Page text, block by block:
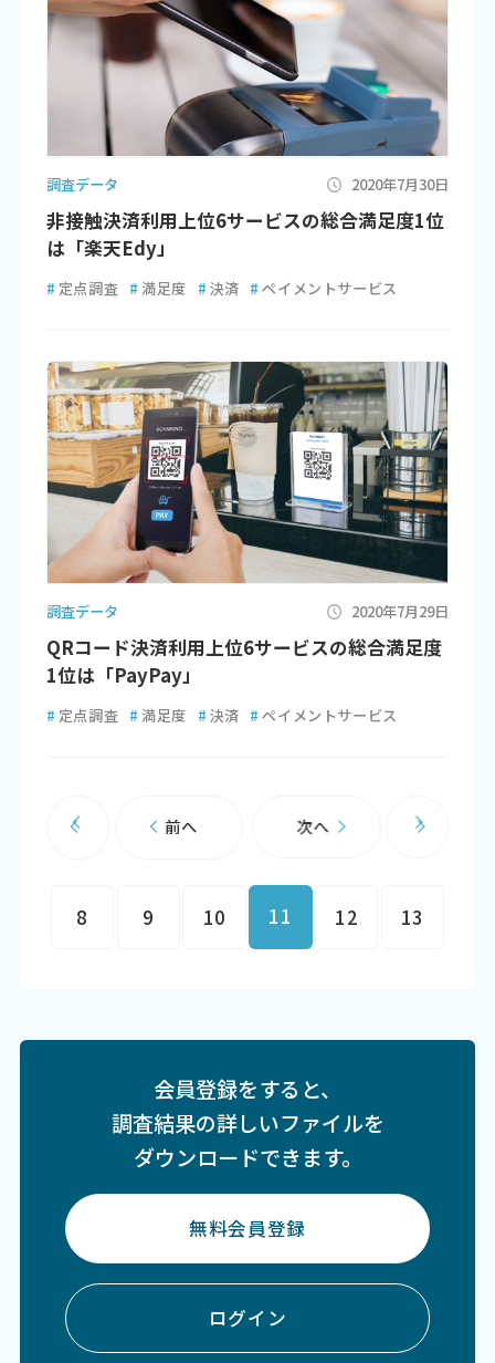
調査データ 2020年7月30日
非接触決済利用上位6サービスの総合満足度1位
は「楽天Edy」
# 定点調査 # 満足度 # 決済 # ペイメントサービス
調査データ 2020年7月29日
QRコード決済利用上位6サービスの総合満足度
1位は「PayPay」
# 定点調査 # 満足度 # 決済 # ペイメントサービス
前へ
8 9 10 11 12 13
次へ
会員登録をすると、
調査結果の詳しいファイルを
ダウンロードできます。
無料会員登録
ログイン